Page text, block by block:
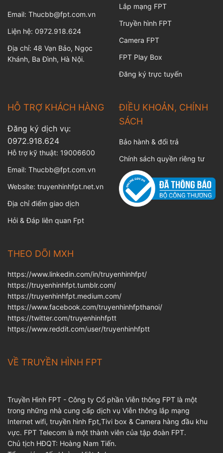
Email: Thucbb@fpt.com.vn
Liện hệ: 0972.918.624
Địa chỉ: 48 Vạn Bảo, Ngọc
Khánh, Ba Đình, Hà Nội.
Lắp mạng FPT
Truyền hình FPT
Camera FPT
FPT Play Box
Đăng ký trực tuyến
HỖ TRỢ KHÁCH HÀNG
Đăng ký dịch vụ:
0972.918.624
Hỗ trợ kỹ thuật: 19006600
Email: Thucbb@fpt.com.vn
Website: truyenhinhfpt.net.vn
Địa chỉ điểm giao dịch
Hỏi & Đáp liên quan Fpt
ĐIỀU KHOẢN, CHÍNH
SÁCH
Bảo hành & đổi trả
Chính sách quyền riêng tư
THEO DÕI MXH
https://www.linkedin.com/in/truyenhinhfpt/
https://truyenhinhfpt.tumblr.com/
https://truyenhinhfpt.medium.com/
https://www.facebook.com/truyenhinhfpthanoi/
https://twitter.com/truyenhinhfptt
https://www.reddit.com/user/truyenhinhfptt
VỀ TRUYỀN HÌNH FPT
Truyền Hình FPT - Công ty Cổ phần Viễn thông FPT là một
trong những nhà cung cấp dịch vụ Viễn thông lắp mạng
Internet wifi, truyền hình Fpt,Tivi box & Camera hàng đầu khu
vực. FPT Telecom là một thành viên của tập đoàn FPT.
Chủ tịch HĐQT: Hoàng Nam Tiến.